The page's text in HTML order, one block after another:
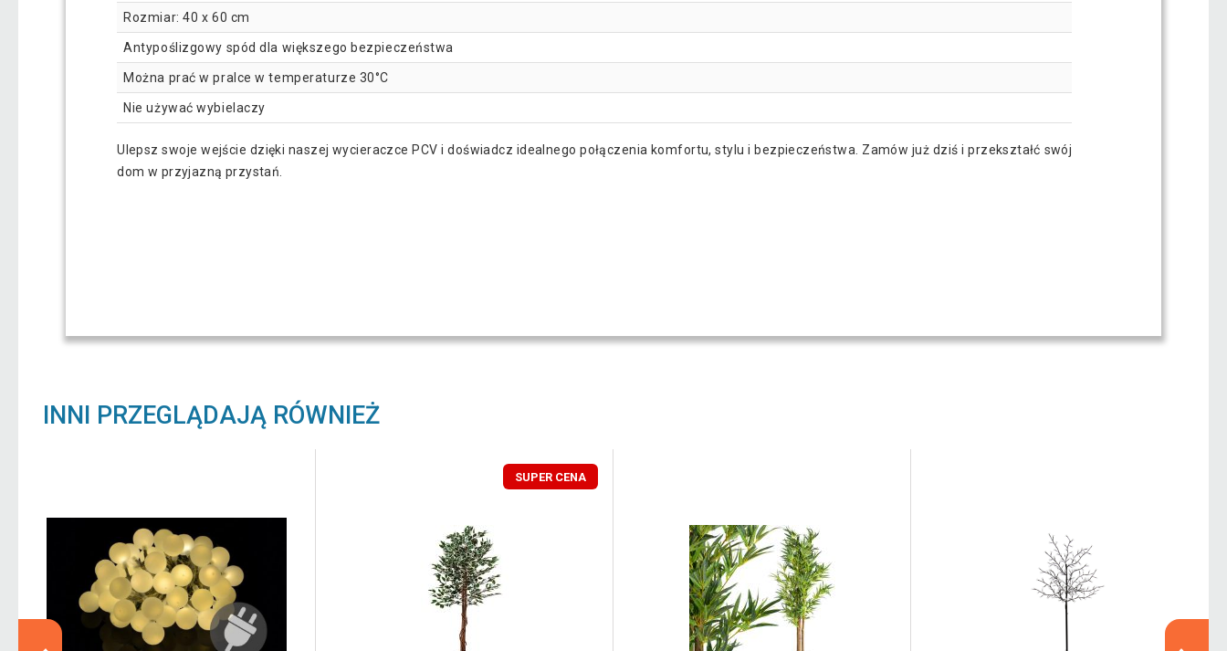
Rozmiar: 40 x 60 cm
Antypoślizgowy spód dla większego bezpieczeństwa
Można prać w pralce w temperaturze 30°C
Nie używać wybielaczy
Ulepsz swoje wejście dzięki naszej wycieraczce PCV i doświadcz idealnego połączenia komfortu, stylu i bezpieczeństwa. Zamów już dziś i przekształć swój
dom w przyjazną przystań.
INNI PRZEGLĄDAJĄ RÓWNIEŻ
SUPER CENA